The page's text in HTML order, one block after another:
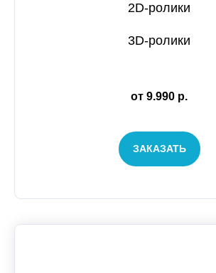
2D-ролики
3D-ролики
от 9.990 р.
ЗАКАЗАТЬ